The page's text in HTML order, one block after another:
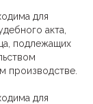
для
акта,
подлежащих
производстве.
для